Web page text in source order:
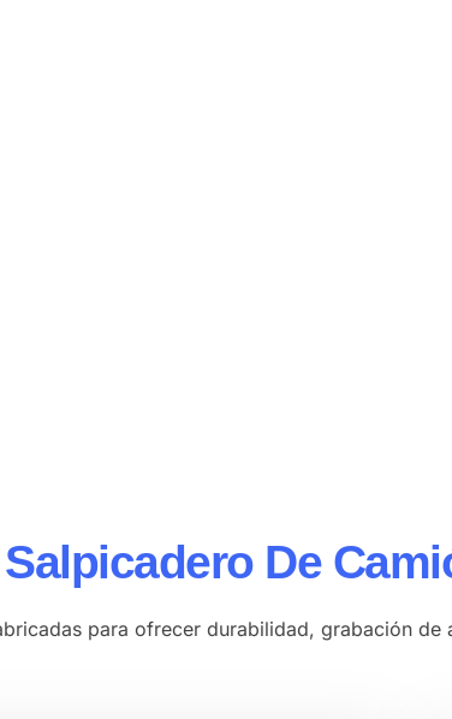
De
para ofrecer durabilidad, grabación